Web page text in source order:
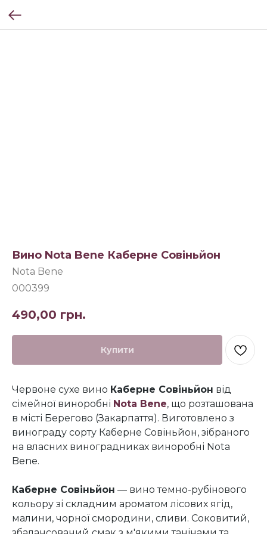
Вино Nota Bene Каберне Совіньйон
Nota Bene
000399
490,00 грн.
Купити
Червоне сухе вино Каберне Совіньйон від
сімейної виноробні Nota Bene, що розташована
в місті Берегово (Закарпаття). Виготовлено з
винограду сорту Каберне Совіньйон, зібраного
на власних виноградниках виноробні Nota
Bene.
Каберне Совіньйон — вино темно-рубінового
кольору зі складним ароматом лісових ягід,
малини, чорної смородини, сливи. Соковитий,